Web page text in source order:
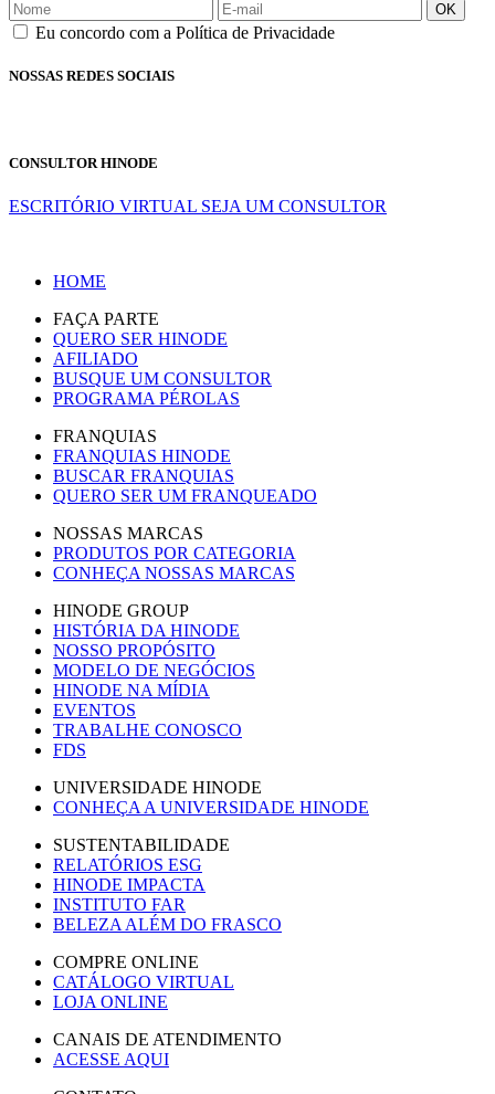
OK
Eu concordo com a Política de Privacidade
NOSSAS REDES SOCIAIS
CONSULTOR HINODE
ESCRITÓRIO VIRTUAL SEJA UM CONSULTOR
HOME
FAÇA PARTE
QUERO SER HINODE
AFILIADO
BUSQUE UM CONSULTOR
PROGRAMA PÉROLAS
FRANQUIAS
FRANQUIAS HINODE
BUSCAR FRANQUIAS
QUERO SER UM FRANQUEADO
NOSSAS MARCAS
PRODUTOS POR CATEGORIA
CONHEÇA NOSSAS MARCAS
HINODE GROUP
HISTÓRIA DA HINODE
NOSSO PROPÓSITO
MODELO DE NEGÓCIOS
HINODE NA MÍDIA
EVENTOS
TRABALHE CONOSCO
FDS
UNIVERSIDADE HINODE
CONHEÇA A UNIVERSIDADE HINODE
SUSTENTABILIDADE
RELATÓRIOS ESG
HINODE IMPACTA
INSTITUTO FAR
BELEZA ALÉM DO FRASCO
COMPRE ONLINE
CATÁLOGO VIRTUAL
LOJA ONLINE
CANAIS DE ATENDIMENTO
ACESSE AQUI